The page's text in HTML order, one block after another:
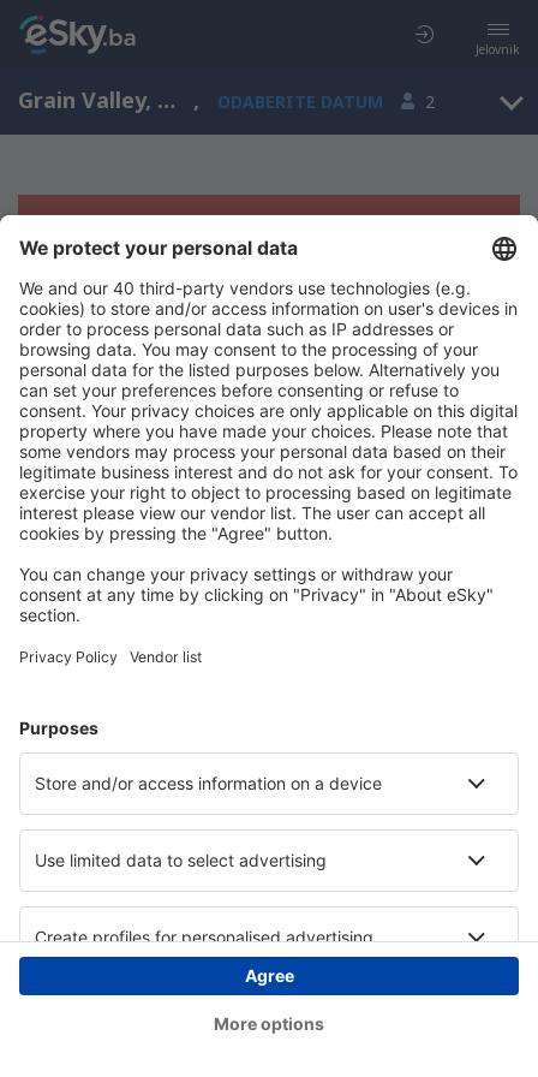
Jelovnik
Grain Valley, Missouri, Sjedinjene Američke Države , ODABERITE DATUM 2
Žao nam je, ne možemo da prikažemo
rezultate
Pokušajte još jednom kad izaberete druge kriterijume
Copyright © eSky.ba. Sva prava zadržana.